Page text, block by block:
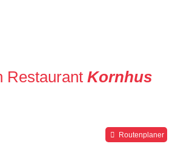
Restaurant Kornhus
Routenplaner